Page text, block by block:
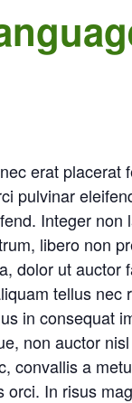
erat
pulvinar
Integer
libero non
dolor ut
tellus
in consequat
non auctor
convallis a
In risus